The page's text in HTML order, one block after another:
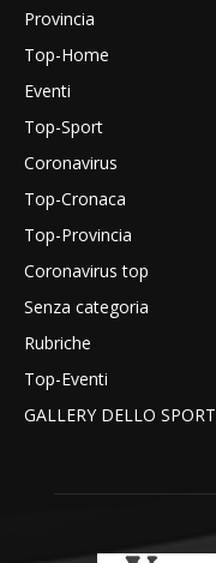
Provincia
Top-Home
Eventi
Top-Sport
Coronavirus
Top-Cronaca
Top-Provincia
Coronavirus top
Senza categoria
Rubriche
Top-Eventi
GALLERY DELLO SPORT